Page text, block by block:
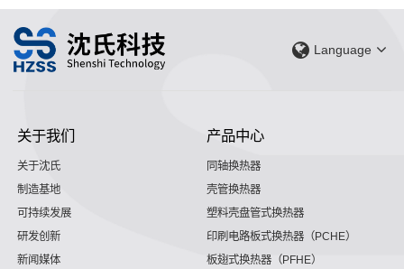
Language
关于我们
关于沈氏
制造基地
可持续发展
研发创新
新闻媒体
产品中心
同轴换热器
壳管换热器
塑料壳盘管式换热器
印刷电路板式换热器（PCHE）
板翅式换热器（PFHE）